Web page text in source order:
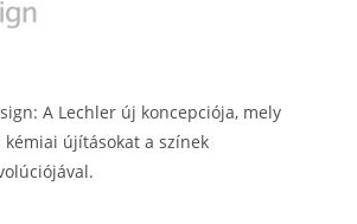
A Lechler új koncepciója, mely
kémiai újításokat a színek